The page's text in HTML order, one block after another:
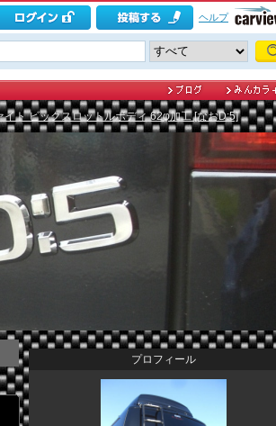
ヘルプ
イト ビックスロットルボディ 62φ加工 [なおD:5]
プロフィール